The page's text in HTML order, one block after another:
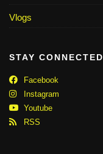
Vlogs
STAY CONNECTED
Facebook
Instagram
Youtube
RSS